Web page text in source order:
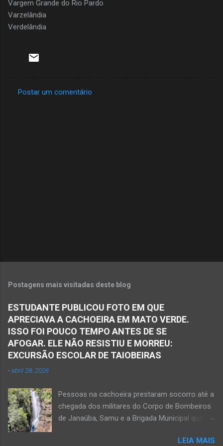
Vargem Grande do Rio Pardo
Varzelândia
Verdelândia
Postar um comentário
Postagens mais visitadas deste blog
ESTUDANTE PUBLICOU FOTO EM QUE
APRECIAVA A CACHOEIRA EM MATO VERDE.
ISSO FOI POUCO TEMPO ANTES DE SE
AFOGAR. ELE NÃO RESISTIU E MORREU:
EXCURSÃO ESCOLAR DE TAIOBEIRAS
-abril 28, 2026
Pessoas na cachoeira prestaram socorro até a
chegada dos militares do Corpo de Bombeiros
de Janaúba, Samu e a Brigada Municipal que
resistiu e foi a óbito Foto álbum pessoal Kauan
LEIA MAIS